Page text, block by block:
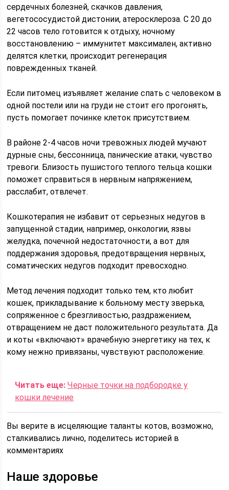
сердечных болезней, скачков давления,
вегетососудистой дистонии, атеросклероза. С 20 до
22 часов тело готовится к отдыху, ночному
восстановлению – иммунитет максимален, активно
делятся клетки, происходит регенерация
поврежденных тканей.
Если питомец изъявляет желание спать с человеком в
одной постели или на груди не стоит его прогонять,
пусть помогает починке клеток присутствием.
В районе 2-4 часов ночи тревожных людей мучают
дурные сны, бессонница, панические атаки, чувство
тревоги. Близость пушистого теплого тельца кошки
поможет справиться в нервным напряжением,
расслабит, отвлечет.
Кошкотерапия не избавит от серьезных недугов в
запущенной стадии, например, онкологии, язвы
желудка, почечной недостаточности, а вот для
поддержания здоровья, предотвращения нервных,
соматических недугов подходит превосходно.
Метод лечения подходит только тем, кто любит
кошек, прикладывание к больному месту зверька,
сопряженное с брезгливостью, раздражением,
отвращением не даст положительного результата. Да
и коты «включают» врачебную энергетику на тех, к
кому нежно привязаны, чувствуют расположение.
Читать еще: Черные точки на подбородке у
кошки лечение
Вы верите в исцеляющие таланты котов, возможно,
сталкивались лично, поделитесь историей в
комментариях
Наше здоровье